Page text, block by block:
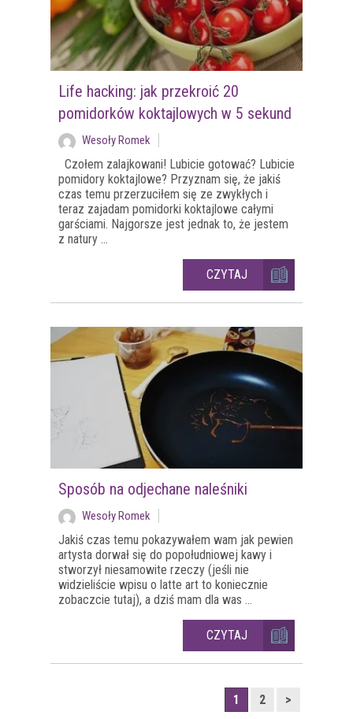
Life hacking: jak przekroić 20
pomidorków koktajlowych w 5 sekund
Wesoły Romek
Czołem zalajkowani! Lubicie gotować? Lubicie
pomidory koktajlowe? Przyznam się, że jakiś
czas temu przerzuciłem się ze zwykłych i
teraz zajadam pomidorki koktajlowe całymi
garściami. Najgorsze jest jednak to, że jestem
z natury ...
CZYTAJ
Sposób na odjechane naleśniki
Wesoły Romek
Jakiś czas temu pokazywałem wam jak pewien
artysta dorwał się do popołudniowej kawy i
stworzył niesamowite rzeczy (jeśli nie
widzieliście wpisu o latte art to koniecznie
zobaczcie tutaj), a dziś mam dla was ...
CZYTAJ
1 2 >